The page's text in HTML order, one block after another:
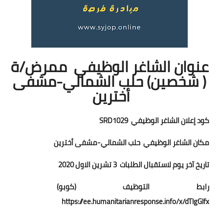
عنوان الشاغر الوظيفي ممرض/ة
( شخصين) حلب الشمالي-مشفى
أخترين
كود إعلان الشاغر الوظيفي SRD1029
مكان الشاغر الوظيفي حلب الشمالي-مشفى أخترين
تاريخ آخر يوم لاستقبال الطلبات 3 تشرين الاول 2020
رابط التوظيف (كوبو)
https://ee.humanitarianresponse.info/x/dTlgGlfx